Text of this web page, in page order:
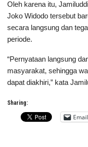
Oleh karena itu,
Joko Widodo tersebut
secara langsung dan
periode.
“Pernyataan langsung
masyarakat, sehingga
dapat diakhiri,” kata
Sharing:
Email